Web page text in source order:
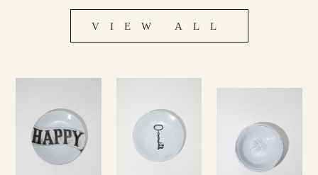
VIEW ALL